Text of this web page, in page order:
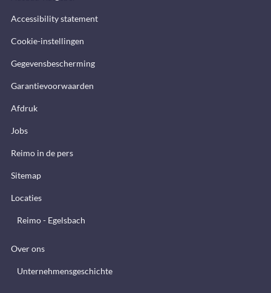
Accessibility statement
Cookie-instellingen
Gegevensbescherming
Garantievoorwaarden
Afdruk
Jobs
Reimo in de pers
Sitemap
Locaties
Reimo - Egelsbach
Over ons
Unternehmensgeschichte